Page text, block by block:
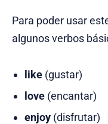
Para poder usar
algunos verbos
like(gustar)
love(encantar)
enjoy(disfrutar)